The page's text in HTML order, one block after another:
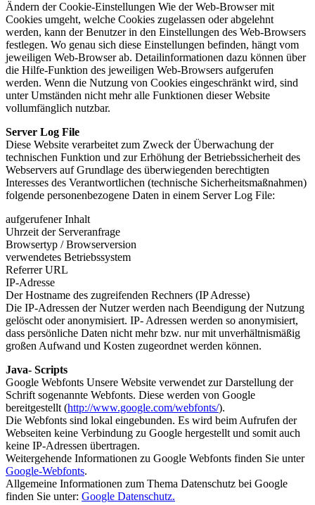
Ändern der Cookie-Einstellungen Wie der Web-Browser mit
Cookies umgeht, welche Cookies zugelassen oder abgelehnt
werden, kann der Benutzer in den Einstellungen des Web-Browsers
festlegen. Wo genau sich diese Einstellungen befinden, hängt vom
jeweiligen Web-Browser ab. Detailinformationen dazu können über
die Hilfe-Funktion des jeweiligen Web-Browsers aufgerufen
werden. Wenn die Nutzung von Cookies eingeschränkt wird, sind
unter Umständen nicht mehr alle Funktionen dieser Website
vollumfänglich nutzbar.
Server Log File
Diese Website verarbeitet zum Zweck der Überwachung der
technischen Funktion und zur Erhöhung der Betriebssicherheit des
Webservers auf Grundlage des überwiegenden berechtigten
Interesses des Verantwortlichen (technische Sicherheitsmaßnahmen)
folgende personenbezogene Daten in einem Server Log File:
aufgerufener Inhalt
Uhrzeit der Serveranfrage
Browsertyp / Browserversion
verwendetes Betriebssystem
Referrer URL
IP-Adresse
Der Hostname des zugreifenden Rechners (IP Adresse)
Die IP-Adressen der Nutzer werden nach Beendigung der Nutzung
gelöscht oder anonymisiert. IP- Adressen werden so anonymisiert,
dass persönliche Daten nicht mehr bzw. nur mit unverhältnismäßig
großen Aufwand und Kosten zugeordnet werden können.
Java- Scripts
Google Webfonts Unsere Website verwendet zur Darstellung der
Schrift sogenannte Webfonts. Diese werden von Google
bereitgestellt (http://www.google.com/webfonts/).
Die Webfonts sind lokal eingebunden. Es wird beim Aufrufen der
Webseiten keine Verbindung zu Google hergestellt und somit auch
keine IP-Adressen übertragen.
Weitergehende Informationen zu Google Webfonts finden Sie unter
Google-Webfonts.
Allgemeine Informationen zum Thema Datenschutz bei Google
finden Sie unter: Google Datenschutz.